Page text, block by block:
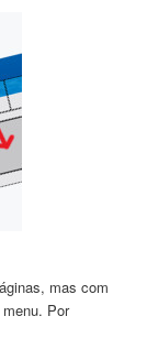
mas com
Por